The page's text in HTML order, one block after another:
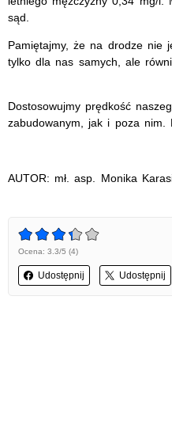
sąd.
Pamiętajmy, że na drodze nie
tylko dla nas samych, ale
Dostosowujmy prędkość
zabudowanym, jak i poza nim.
AUTOR: mł. asp. Monika
Ocena: 3.3/5 (4)
Udostępnij Udostępnij